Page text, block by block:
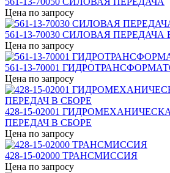
Цена по запросу
561-13-70030 СИЛОВАЯ ПЕРЕДАЧА
Цена по запросу
561-13-70001
Цена по запросу
428-15-02001
ПЕРЕДАЧ В СБОРЕ
Цена по запросу
428-15-02000 ТРАНСМИССИЯ
Цена по запросу